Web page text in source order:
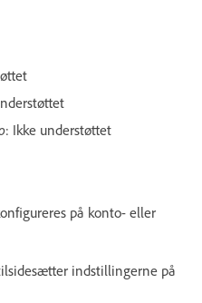
: Ikke understøttet
på konto- eller
indstillingerne på